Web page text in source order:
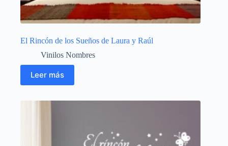
El Rincón de los Sueños de Laura y Raúl
Vinilos Nombres
Leer más